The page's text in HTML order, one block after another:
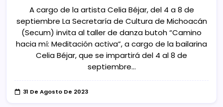
A cargo de la artista Celia Béjar, del 4 a 8 de
septiembre La Secretaría de Cultura de Michoacán
(Secum) invita al taller de danza butoh “Camino
hacia mí: Meditación activa”, a cargo de la bailarina
Celia Béjar, que se impartirá del 4 al 8 de
septiembre…
31 De Agosto De 2023